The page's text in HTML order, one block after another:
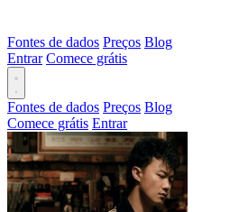
Fontes de dados Preços Blog
Entrar Comece grátis
Fontes de dados Preços Blog
Comece grátis Entrar